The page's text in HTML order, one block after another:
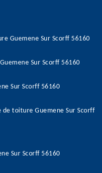
Guemene Sur Scorff 56160
Sur Scorff 56160
Sur Scorff 56160
toiture Guemene Sur Scorff
Sur Scorff 56160